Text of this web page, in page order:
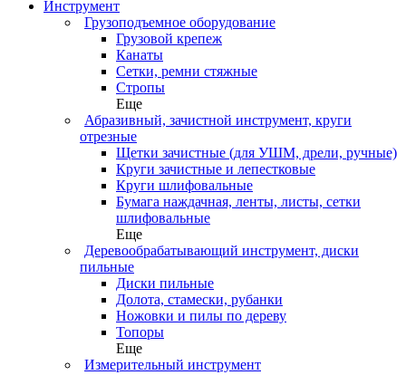
Инструмент
Грузоподъемное оборудование
Грузовой крепеж
Канаты
Сетки, ремни стяжные
Стропы
Еще
Абразивный, зачистной инструмент, круги
отрезные
Щетки зачистные (для УШМ, дрели, ручные)
Круги зачистные и лепестковые
Круги шлифовальные
Бумага наждачная, ленты, листы, сетки
шлифовальные
Еще
Деревообрабатывающий инструмент, диски
пильные
Диски пильные
Долота, стамески, рубанки
Ножовки и пилы по дереву
Топоры
Еще
Измерительный инструмент